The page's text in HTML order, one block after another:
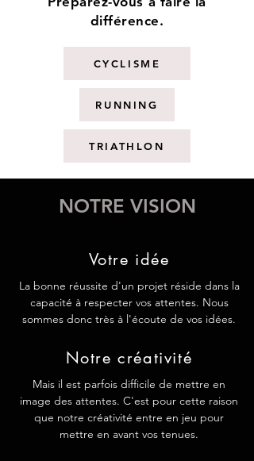
différence.
CYCLISME
RUNNING
TRIATHLON
NOTRE VISION
Votre idée
La bonne réussite d'un projet réside dans la
capacité à respecter vos attentes. Nous
sommes donc très à l'écoute de vos idées.
Notre créativité
Mais il est parfois difficile de mettre en
image des attentes. C'est pour cette raison
que notre créativité entre en jeu pour
mettre en avant vos tenues.